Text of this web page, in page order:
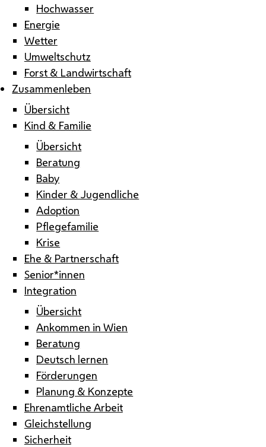
Hochwasser
Energie
Wetter
Umweltschutz
Forst & Landwirtschaft
Zusammenleben
Übersicht
Kind & Familie
Übersicht
Beratung
Baby
Kinder & Jugendliche
Adoption
Pflegefamilie
Krise
Ehe & Partnerschaft
Senior*innen
Integration
Übersicht
Ankommen in Wien
Beratung
Deutsch lernen
Förderungen
Planung & Konzepte
Ehrenamtliche Arbeit
Gleichstellung
Sicherheit